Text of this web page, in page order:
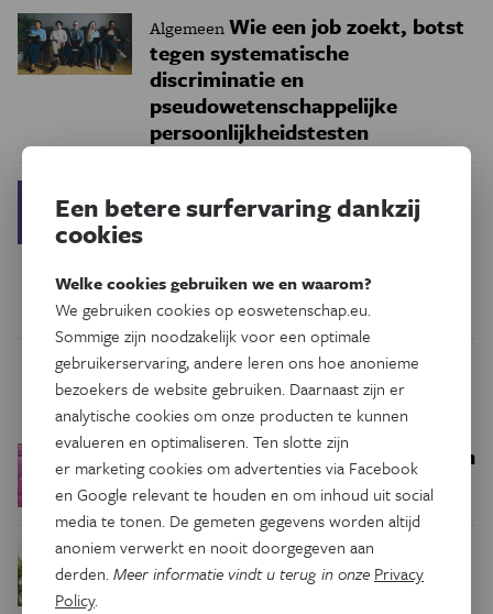
AlgemeenWie een job zoekt, botst
tegen systematische
discriminatie en
pseudowetenschappelijke
persoonlijkheidstesten
‘Vijftig keer Deepsky’
brengt een schat aan informatie
sterrenhemel
Trending
Ruimte
Een bakkerij op 400 miljoen
kilometer van de aarde
Podcast Natuur & Milieu
insecten in de winter?
Een betere surfervaring dankzij
cookies
Welke cookies gebruiken we en waarom?
We gebruiken cookies op eoswetenschap.eu.
Sommige zijn noodzakelijk voor een optimale
gebruikerservaring, andere leren ons hoe anonieme
bezoekers de website gebruiken. Daarnaast zijn er
analytische cookies om onze producten te kunnen
evalueren en optimaliseren. Ten slotte zijn
er marketing cookies om advertenties via Facebook
en Google relevant te houden en om inhoud uit social
media te tonen. De gemeten gegevens worden altijd
anoniem verwerkt en nooit doorgegeven aan
derden.Meer informatie vindt u terug in onze Privacy
Policy.